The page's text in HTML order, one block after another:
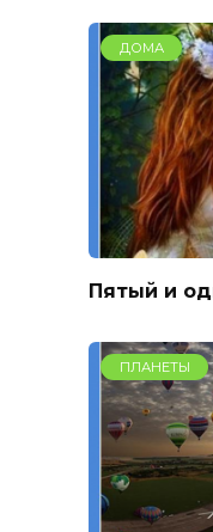
ДОМА
Пятый и
ПЛАНЕТЫ